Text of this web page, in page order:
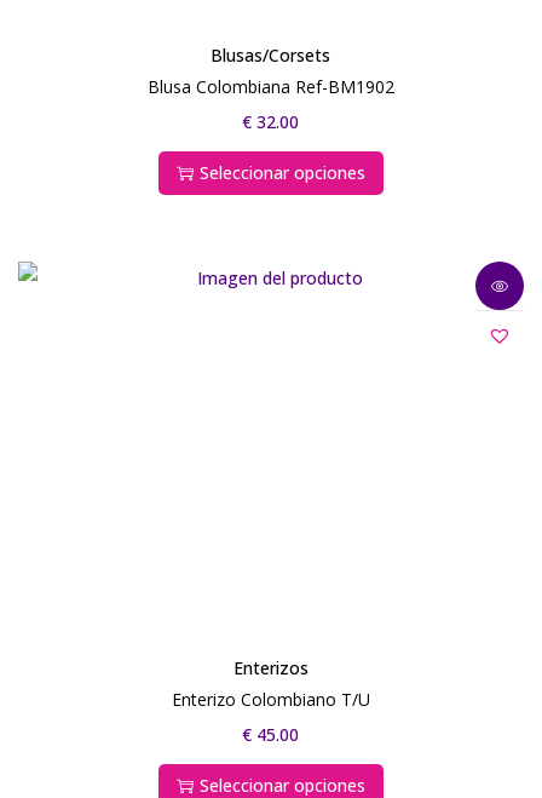
Blusas/Corsets
Blusa Colombiana Ref-BM1902
€ 32.00
Seleccionar opciones
Enterizos
Enterizo Colombiano T/U
€ 45.00
Seleccionar opciones